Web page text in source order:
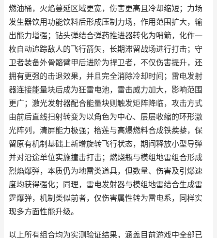
燃油桶，火焰蔓延区域更宽，伤害更高且冷却缩短；力场
发生器饮用功能饮料后形成压制力场，作用范围扩大，输
出能力增强；钻头弹结合弹药推进器转化为哨箭，化作一
枚自动追踪敌人的飞行箭矢，长期滞留战场进行打击；守
卫者装备外骨骼臂甲后进阶为捍卫者，不仅伤害提升，还
拥有更强的击退效果，并且完全消除冷却时间；雷电发射
器连接能量块后成为狂雷电池，雷击威力加大，影响范围
更广；激光发射器配合能量块则触发矩阵降临，攻击方式
由前后直线扫射转变为以角色为中心、层层收缩的环形激
光阵列，清屏能力极强；榴莲与高爆燃料合成铁蒺藜，保
留原有机制基础上新增旋转飞行状态，期间释放小型导弹
并对沿途单位实施撞击打击；燃烧瓶与模组地雷组合形成
烈焰爆弹，本质仍为地雷类道具，但数量、伤害及引爆速
度均获得强化；同理，雷电发射器与模组地雷结合生成雷
霆爆弹，机制类似前者，仅伤害属性转为雷电系，同样实
现多方面性能升级。
以上所有组合均为实测验证结果，涵盖目前游戏中全部已